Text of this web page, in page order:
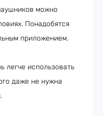
можно
Понадобятся
приложением.
легче использовать
даже не нужна